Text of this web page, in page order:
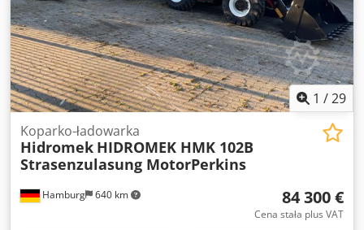
1 /29
Hamburg 640 km
Koparko-ładowarka
Hidromek HIDROMEK HMK 102B
Strasenzulasung MotorPerkins
84 300 €
Cena stała plus VAT